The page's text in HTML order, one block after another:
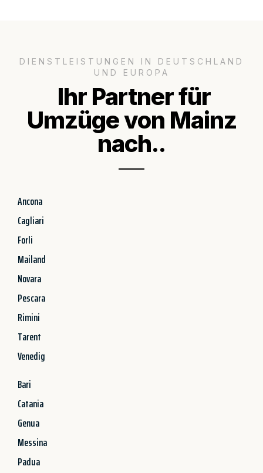
DIENSTLEISTUNGEN IN DEUTSCHLAND
UND EUROPA
Ihr Partner für
Umzüge von Mainz
nach..
Ancona
Cagliari
Forli
Mailand
Novara
Pescara
Rimini
Tarent
Venedig
Bari
Catania
Genua
Messina
Padua